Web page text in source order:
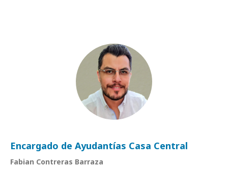
Encargado de Ayudantías Casa Central
Fabian Contreras Barraza